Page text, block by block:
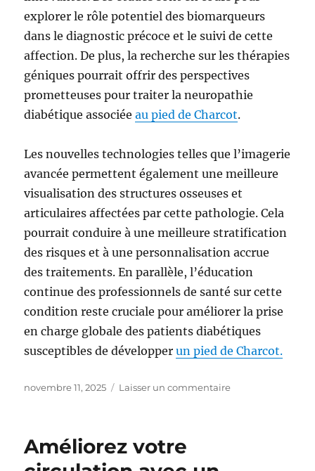
explorer le rôle potentiel des biomarqueurs
dans le diagnostic précoce et le suivi de cette
affection. De plus, la recherche sur les thérapies
géniques pourrait offrir des perspectives
prometteuses pour traiter la neuropathie
diabétique associéeau pied de Charcot.
Les nouvelles technologies telles que l’imagerie
avancée permettent également une meilleure
visualisation des structures osseuses et
articulaires affectées par cette pathologie. Cela
pourrait conduire à une meilleure stratification
des risques et à une personnalisation accrue
des traitements. En parallèle, l’éducation
continue des professionnels de santé sur cette
condition reste cruciale pour améliorer la prise
en charge globale des patients diabétiques
susceptibles de développerun pied de Charcot.
Publié
novembre 11, 2025 Laisser un commentairesur
Améliorez votre